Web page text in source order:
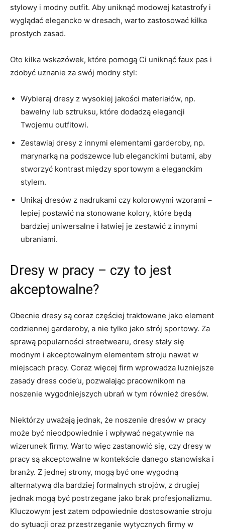
stylowy i modny outfit. Aby uniknąć modowej katastrofy i
wyglądać elegancko‍ w dresach,‍ warto zastosować kilka‌
prostych zasad.
Oto ⁣kilka wskazówek, które pomogą Ci uniknąć faux ⁢pas i
zdobyć uznanie⁢ za swój modny ​styl:
Wybieraj ⁢dresy z wysokiej jakości materiałów, np.⁤
bawełny lub sztruksu, które dodadzą ⁣elegancji
Twojemu outfitowi.
Zestawiaj dresy z innymi elementami garderoby, np.
marynarką na podszewce lub eleganckimi butami, aby
stworzyć kontrast‍ między sportowym ‍a eleganckim
stylem.
Unikaj dresów z nadrukami czy ⁢kolorowymi wzorami –
lepiej postawić na stonowane kolory, które będą
bardziej uniwersalne i łatwiej je zestawić ‌z⁤ innymi
ubraniami.
Dresy w pracy – czy to jest
akceptowalne?
Obecnie ⁣dresy są coraz częściej traktowane jako element‍
codziennej garderoby, a nie ⁣tylko jako strój sportowy. ​Za
sprawą popularności streetwearu, dresy stały się
modnym ​i ⁤akceptowalnym elementem ​stroju nawet w
miejscach pracy.‍ Coraz więcej firm ⁢wprowadza luzniejsze
‌zasady dress code’u,‌ pozwalając pracownikom na‍
noszenie wygodniejszych ubrań⁢ w tym również dresów.
Niektórzy uważają jednak, że noszenie dresów ‌w pracy
może ⁢być nieodpowiednie i wpływać negatywnie na
wizerunek firmy. Warto więc zastanowić się, czy dresy w
pracy są⁤ akceptowalne w kontekście danego stanowiska i
branży. Z jednej strony, mogą być one wygodną
alternatywą⁢ dla⁢ bardziej formalnych strojów, z drugiej
jednak⁤ mogą być postrzegane‌ jako brak profesjonalizmu.
Kluczowym jest ⁢zatem odpowiednie dostosowanie stroju
do sytuacji ⁢oraz przestrzeganie wytycznych firmy w